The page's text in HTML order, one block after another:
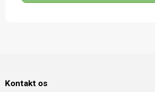
Kontakt os